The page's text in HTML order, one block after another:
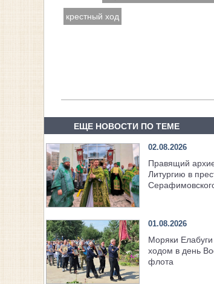
крестный ход
ЕЩЕ НОВОСТИ ПО ТЕМЕ
02.08.2026
Правящий
Литургию в
01.08.2026
Моряки
ходом в день
флота